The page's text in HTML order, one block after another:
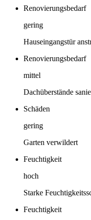
Renovierungsbedarf
gering
Hauseingangstür
Renovierungsbedarf
mittel
Dachüberstände
Schäden
gering
Garten verwildert
Feuchtigkeit
hoch
Starke
Feuchtigkeit